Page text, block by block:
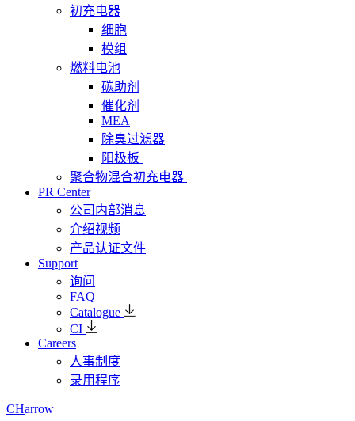
初充电器
细胞
模组
燃料电池
碳助剂
催化剂
MEA
除臭过滤器
阳极板
聚合物混合初充电器
PR Center
公司内部消息
介绍视频
产品认证文件
Support
询问
FAQ
Catalogue
CI
Careers
人事制度
录用程序
CHarrow